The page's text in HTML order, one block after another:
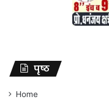
पृष्ठ
Home